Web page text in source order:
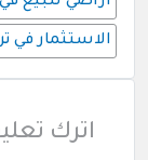
الاستثمار في
اترك